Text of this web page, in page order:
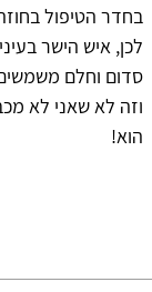
בחדר הטיפול
לכן, איש הישר
סדום וחלם
וזה לא שאני לא
הוא!